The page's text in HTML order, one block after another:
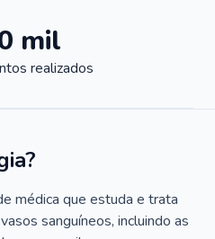
mil
realizados
médica que estuda e trata
sanguíneos, incluindo as